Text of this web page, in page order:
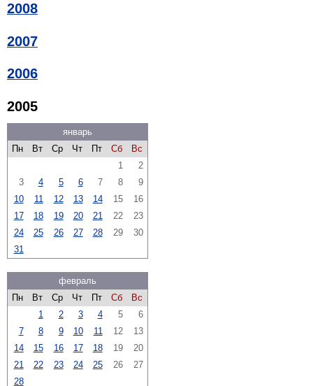
2008
2007
2006
2005
январь
Пн
Вт Ср Чт Пт Сб
Вс
1
2
3
4 5 6 7 8
9
10
11 12 13 14 15
16
17
18 19 20 21 22
23
24
25 26 27 28 29
30
31
февраль
Пн
Вт Ср Чт Пт Сб
Вс
1
2 3 4 5
6
7
8 9 10 11 12
13
14
15 16 17 18 19
20
21
22 23 24 25 26
27
28